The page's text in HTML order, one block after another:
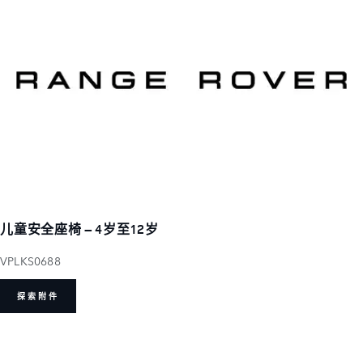
儿童安全座椅 – 4岁至12岁
VPLKS0688
探索附件